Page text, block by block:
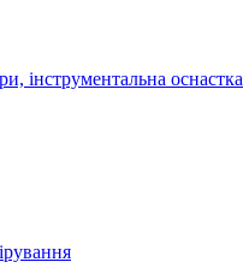
інструментальна оснастка